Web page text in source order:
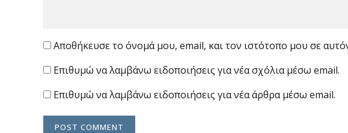
Αποθήκευσε το όνομά μου, email, και τον ιστότοπο μου σε
Επιθυμώ να λαμβάνω ειδοποιήσεις για νέα σχόλια μέσω email.
Επιθυμώ να λαμβάνω ειδοποιήσεις για νέα άρθρα μέσω email.
POST COMMENT